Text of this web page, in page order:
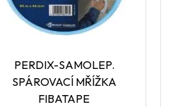
PERDIX-SAMOLEP.
SPÁROVACÍ MŘÍŽKA
FIBATAPE